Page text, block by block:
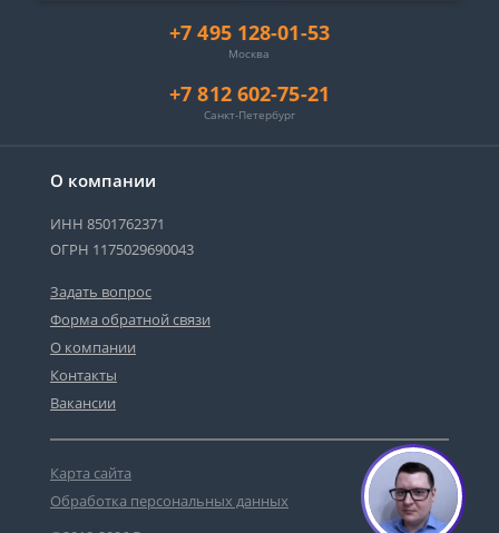
О компании
ИНН 8501762371
ОГРН 1175029690043
Задать вопрос
Форма обратной связи
О компании
Контакты
Вакансии
Карта сайта
Обработка персональных данных
+7 495 128-01-53
Москва
+7 812 602-75-21
Санкт-Петербург